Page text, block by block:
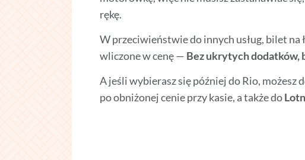
rękę.
W przeciwieństwie do innych usług, bilet na
wliczone w cenę — Bez ukrytych dodatków,
A jeśli wybierasz się później do Rio, możesz
po obniżonej cenie przy kasie, a także do